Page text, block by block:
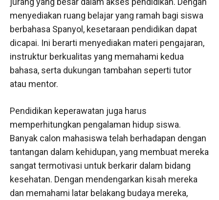
menyediakan ruang belajar yang ramah bagi siswa
berbahasa Spanyol, kesetaraan pendidikan dapat
dicapai. Ini berarti menyediakan materi pengajaran,
instruktur berkualitas yang memahami kedua
bahasa, serta dukungan tambahan seperti tutor
atau mentor.
Pendidikan keperawatan juga harus
memperhitungkan pengalaman hidup siswa.
Banyak calon mahasiswa telah berhadapan dengan
tantangan dalam kehidupan, yang membuat mereka
sangat termotivasi untuk berkarir dalam bidang
kesehatan. Dengan mendengarkan kisah mereka
dan memahami latar belakang budaya mereka,